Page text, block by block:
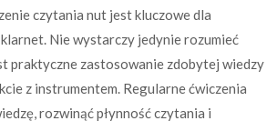
czytania nut jest kluczowe dla
Nie wystarczy jedynie rozumieć
praktyczne zastosowanie zdobytej wiedzy
z instrumentem. Regularne ćwiczenia
rozwinąć płynność czytania i